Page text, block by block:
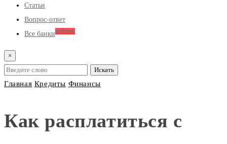
Статьи
Вопрос-ответ
Все банкирейтинг
×
Главная Кредиты Финансы
Как расплатиться с